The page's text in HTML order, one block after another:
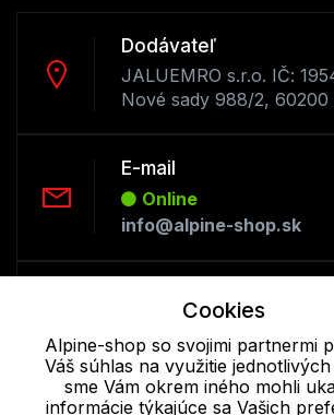
Dodávateľ
JALUEMRO s.r.o. IČ:
Nové sady 988/2, 60200
E-mail
Online
info@alpine-shop.sk
Offline
+421 277 270 053
Cookies
Alpine-shop so svojimi partnermi
Váš súhlas na využitie
sme Vám okrem iného mohli
informácie týkajúce sa Vašich